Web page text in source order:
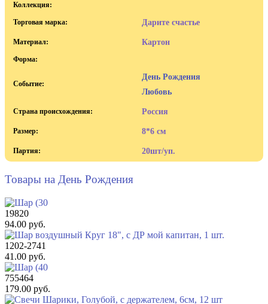
Коллекция:
Торговая марка: Дарите счастье
Материал: Картон
Форма:
Событие:
День Рождения
Любовь
Страна происхождения: Россия
Размер: 8*6 см
Партия: 20шт/уп.
Товары на День Рождения
19820
94.00 руб.
1202-2741
41.00 руб.
755464
179.00 руб.